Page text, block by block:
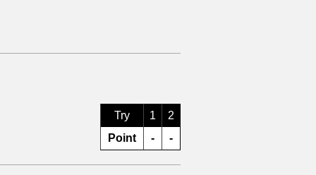
Try
Point
1
-
2
-